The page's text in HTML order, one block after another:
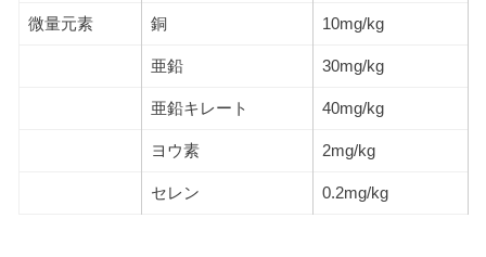
微量元素 銅 10mg/kg
亜鉛 30mg/kg
亜鉛キレート 40mg/kg
ヨウ素 2mg/kg
セレン 0.2mg/kg